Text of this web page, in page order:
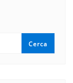
Cerca